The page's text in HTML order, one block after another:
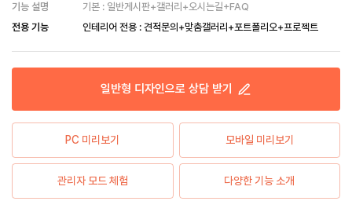
기능 설명
기본 : 일반게시판+갤러리+오시는길+FAQ
전용 기능
인테리어 전용 : 견적문의+맞춤갤러리+포트폴리오+프로젝트
일반형 디자인으로 상담 받기
PC 미리보기 모바일 미리보기
관리자 모드 체험 다양한 기능 소개